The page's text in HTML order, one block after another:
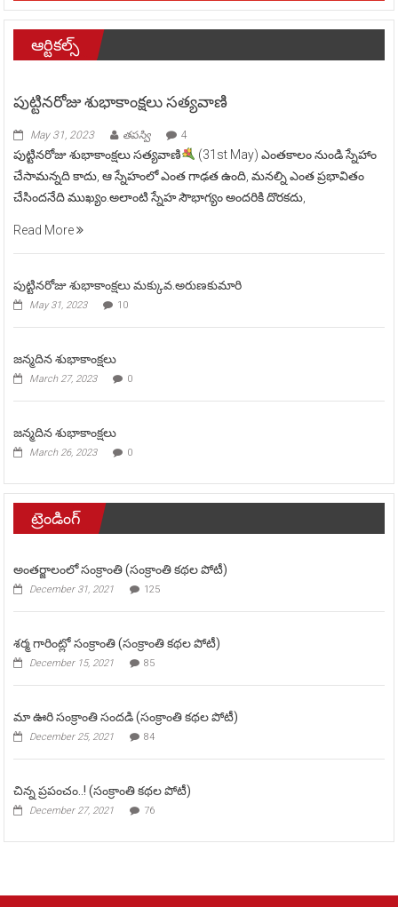
ఆర్టికల్స్
పుట్టినరోజు శుభాకాంక్షలు సత్యవాణి
May 31, 2023 తపస్వి 4
పుట్టినరోజు శుభాకాంక్షలు సత్యవాణి
(31st May) ఎంతకాలం నుండి స్నేహాం
చేసామన్నది కాదు, ఆ స్నేహంలో ఎంత గాఢత ఉంది, మనల్ని ఎంత ప్రభావితం
చేసిందనేది ముఖ్యం.అలాంటి స్నేహ సౌభాగ్యం అందరికి దొరకదు,
Read More
పుట్టినరోజు శుభాకాంక్షలు మక్కువ.అరుణకుమారి
May 31, 2023 10
జన్మదిన శుభాకాంక్షలు
March 27, 2023 0
జన్మదిన శుభాకాంక్షలు
March 26, 2023 0
ట్రెండింగ్
అంతర్జాలంలో సంక్రాంతి (సంక్రాంతి కథల పోటీ)
December 31, 2021 125
శర్మ గారింట్లో సంక్రాంతి (సంక్రాంతి కథల పోటీ)
December 15, 2021 85
మా ఊరి సంక్రాంతి సందడి (సంక్రాంతి కథల పోటీ)
December 25, 2021 84
చిన్న ప్రపంచం..! (సంక్రాంతి కథల పోటీ)
December 27, 2021 76